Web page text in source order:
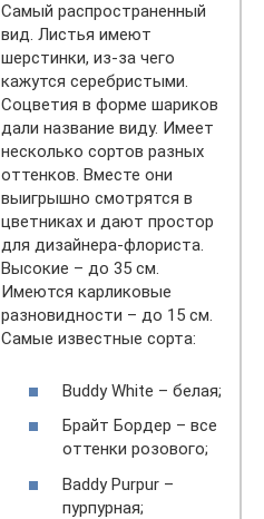
Самый распространенный
вид. Листья имеют
шерстинки, из-за чего
кажутся серебристыми.
Соцветия в форме шариков
дали название виду. Имеет
несколько сортов разных
оттенков. Вместе они
выигрышно смотрятся в
цветниках и дают простор
для дизайнера-флориста.
Высокие – до 35 см.
Имеются карликовые
разновидности – до 15 см.
Самые известные сорта:
Buddy White – белая;
Брайт Бордер – все
оттенки розового;
Baddy Purpur –
пурпурная;